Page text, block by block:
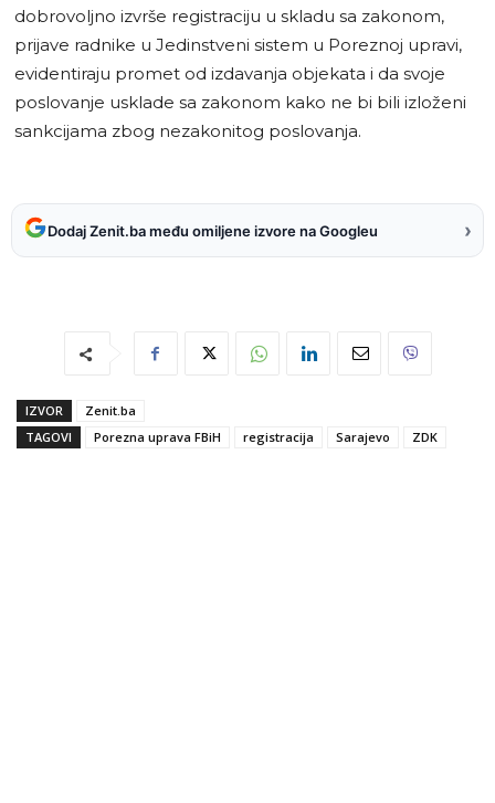
dobrovoljno izvrše registraciju u skladu sa zakonom,
prijave radnike u Jedinstveni sistem u Poreznoj upravi,
evidentiraju promet od izdavanja objekata i da svoje
poslovanje usklade sa zakonom kako ne bi bili izloženi
sankcijama zbog nezakonitog poslovanja.
Dodaj Zenit.ba među omiljene izvore na Googleu ›
IZVOR
Zenit.ba
TAGOVI
Porezna uprava FBiH registracija Sarajevo ZDK